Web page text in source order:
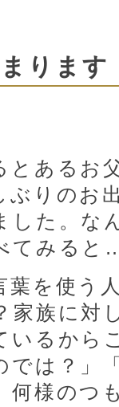
ります
とあるお
ぶりのお
した。な
てみると
葉を使う
家族に対
いるから
では？」
何様のつ